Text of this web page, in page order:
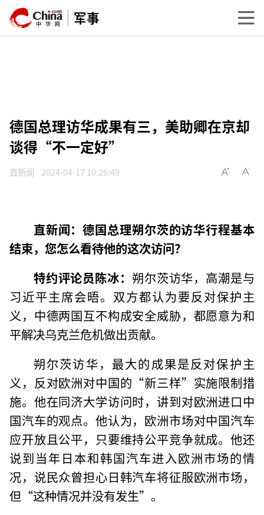
军事
德国总理访华成果有三，美助卿在京却
谈得“不一定好”
直新闻 2024-04-17 10:26:49
直新闻：德国总理朔尔茨的访华行程基本
结束，您怎么看待他的这次访问？
特约评论员陈冰： 朔尔茨访华，高潮是与
习近平主席会晤。双方都认为要反对保护主
义，中德两国互不构成安全威胁，都愿意为和
平解决乌克兰危机做出贡献。
朔尔茨访华，最大的成果是反对保护主
义，反对欧洲对中国的“新三样”实施限制措
施。他在同济大学访问时，讲到对欧洲进口中
国汽车的观点。他认为，欧洲市场对中国汽车
应开放且公平，只要维持公平竞争就成。他还
说到当年日本和韩国汽车进入欧洲市场的情
况，说民众曾担心日韩汽车将征服欧洲市场，
但“这种情况并没有发生”。